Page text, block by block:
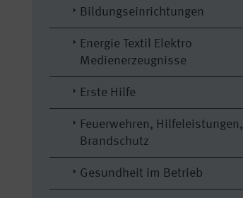
Bildungseinrichtungen
Energie Textil Elektro
Medienerzeugnisse
Erste Hilfe
Feuerwehren, Hilfeleistungen,
Brandschutz
Gesundheit im Betrieb